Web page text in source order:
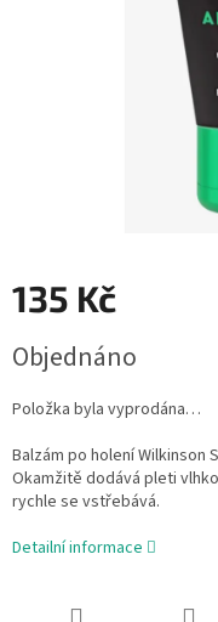
135 Kč
cena:
Objednáno
Položka byla vyprodána…
Balzám po holení
Okamžitě dodává pleti
rychle se vstřebává.
Detailní informace